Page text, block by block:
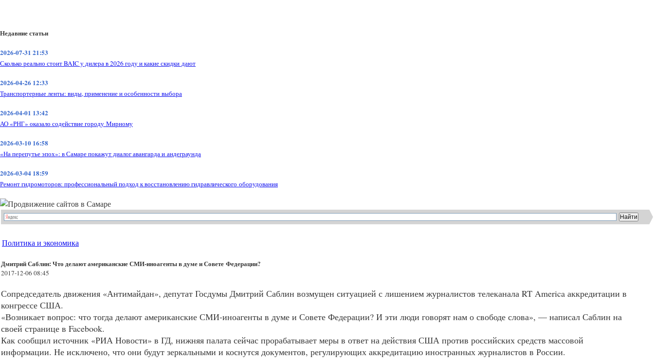
Недавние статьи
2026-07-31 21:53
Сколько реально стоит BAIC у дилера в 2026 году и какие скидки дают
2026-04-26 12:33
Транспортерные ленты: виды, применение и особенности выбора
2026-04-01 13:42
АО «РНГ» оказало содействие городу Мирному
2026-03-10 16:58
«На перепутье эпох»: в Самаре покажут диалог авангарда и андеграунда
2026-03-04 18:59
Ремонт гидромоторов: профессиональный подход к восстановлению гидравлического оборудования
Политика и экономика
Дмитрий Саблин: Что делают американские СМИ-иноагенты в думе и Совете Федерации?
2017-12-06 08:45
Сопредседатель движения «Антимайдан», депутат Госдумы Дмитрий Саблин возмущен ситуацией с лишением журналистов телеканала RT America аккредитации в
конгрессе США.
«Возникает вопрос: что тогда делают американские СМИ-иноагенты в думе и Совете Федерации? И эти люди говорят нам о свободе слова», — написал Саблин на
своей странице в Facebook.
Как сообщил источник «РИА Новости» в ГД, нижняя палата сейчас прорабатывает меры в ответ на действия США против российских средств массовой
информации. Не исключено, что они будут зеркальными и коснутся документов, регулирующих аккредитацию иностранных журналистов в России.